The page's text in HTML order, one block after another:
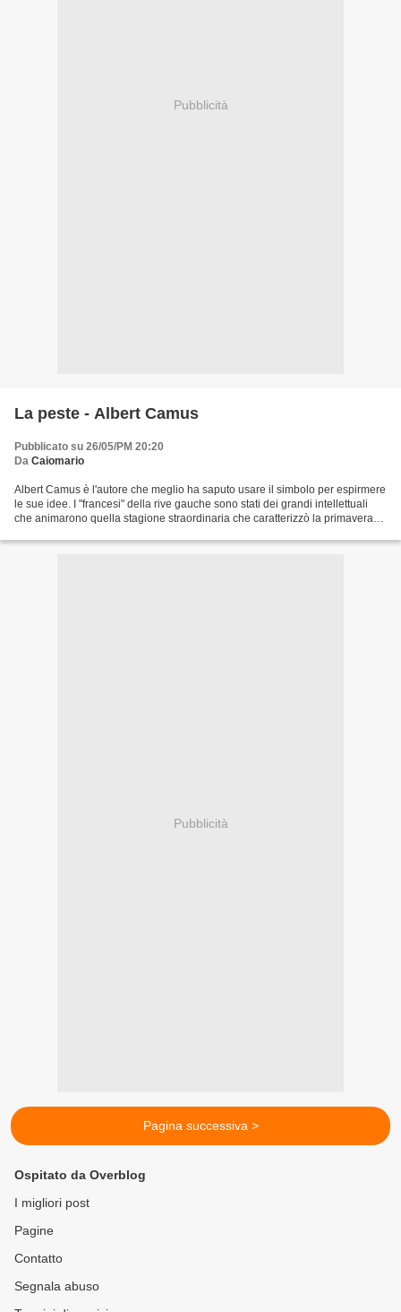
Pubblicità
La peste - Albert Camus
Pubblicato su 26/05/PM 20:20
Da Caiomario
Albert Camus è l'autore che meglio ha saputo usare il simbolo per espirmere
le sue idee. I "francesi" della rive gauche sono stati dei grandi intellettuali
che animarono quella stagione straordinaria che caratterizzò la primavera
Pubblicità
Pagina successiva >
Ospitato da Overblog
I migliori post
Pagine
Contatto
Segnala abuso